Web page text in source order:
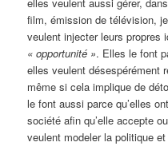
film, émission de télévision,
veulent injecter leurs propres
« opportunité ». Elles le font
elles veulent désespérément
même si cela implique de
le font aussi parce qu’elles
société afin qu’elle accepte
veulent modeler la politique